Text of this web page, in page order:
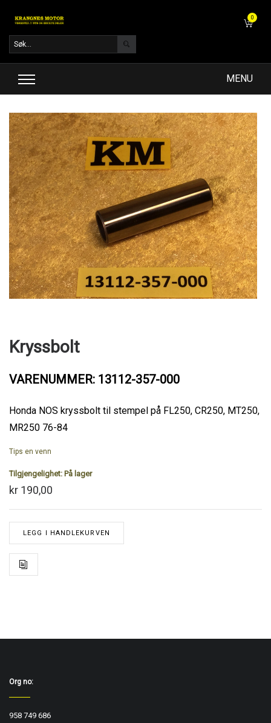
0
MENU
Kryssbolt
VARENUMMER: 13112-357-000
Honda NOS kryssbolt til stempel på FL250, CR250, MT250,
MR250 76-84
Tips en venn
Tilgjengelighet: På lager
kr 190,00
LEGG I HANDLEKURVEN
Org no:
958 749 686